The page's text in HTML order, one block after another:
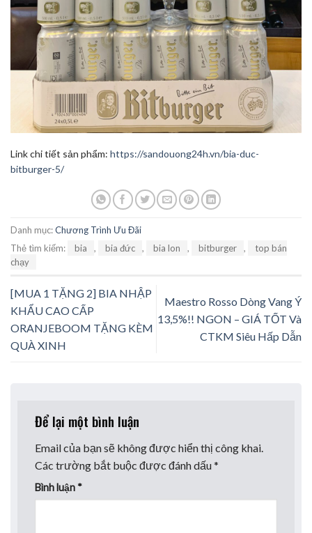
Link chi tiết sản phẩm: https://sandouong24h.vn/bia-duc-
bitburger-5/
Danh mục:Chương Trình Ưu Đãi
Thẻ tìm kiếm:
bia , bia đức , bia lon , bitburger ,
top bán
chạy
[MUA 1 TẶNG 2] BIA NHẬP
KHẨU CAO CẤP
ORANJEBOOM TẶNG KÈM
QUÀ XINH
Maestro Rosso Dòng Vang Ý
13,5%!! NGON – GIÁ TỐT Và
CTKM Siêu Hấp Dẫn
Để lại một bình luận
Email của bạn sẽ không được hiển thị công khai.
Các trường bắt buộc được đánh dấu*
Bình luận *